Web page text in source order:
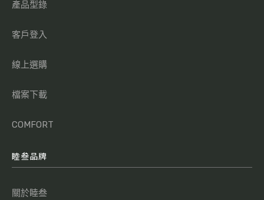
產品型錄
客戶登入
線上選購
檔案下載
COMFORT
睦叁品牌
關於睦叁